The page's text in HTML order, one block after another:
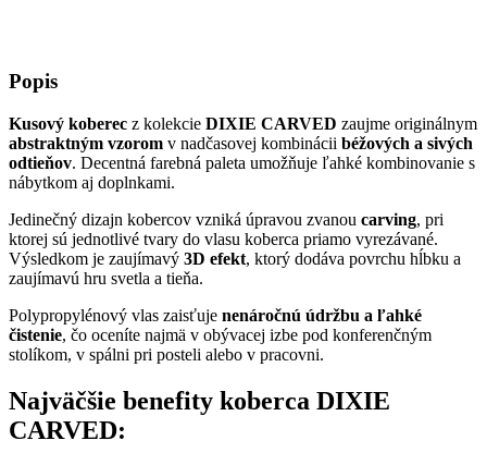
Popis
Kusový koberec z kolekcie DIXIE CARVED zaujme originálnym
abstraktným vzorom v nadčasovej kombinácii béžových a sivých
odtieňov. Decentná farebná paleta umožňuje ľahké kombinovanie s
nábytkom aj doplnkami.
Jedinečný dizajn kobercov vzniká úpravou zvanou carving, pri
ktorej sú jednotlivé tvary do vlasu koberca priamo vyrezávané.
Výsledkom je zaujímavý 3D efekt, ktorý dodáva povrchu hĺbku a
zaujímavú hru svetla a tieňa.
Polypropylénový vlas zaisťuje nenáročnú údržbu a ľahké
čistenie, čo oceníte najmä v obývacej izbe pod konferenčným
stolíkom, v spálni pri posteli alebo v pracovni.
Najväčšie benefity koberca DIXIE
CARVED: